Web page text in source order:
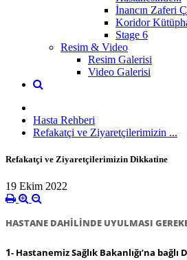
İnancın Zaferi
Koridor
Stage 6
Resim & Video
Resim Galerisi
Video Galerisi
Hasta Rehberi
Refakatçi ve Ziyaretçilerimizin ...
Refakatçi ve Ziyaretçilerimizin Dikkatine
19 Ekim 2022
HASTANE DAHİLİNDE UYULMASI
1- Hastanemiz Sağlık Bakanlığı’na